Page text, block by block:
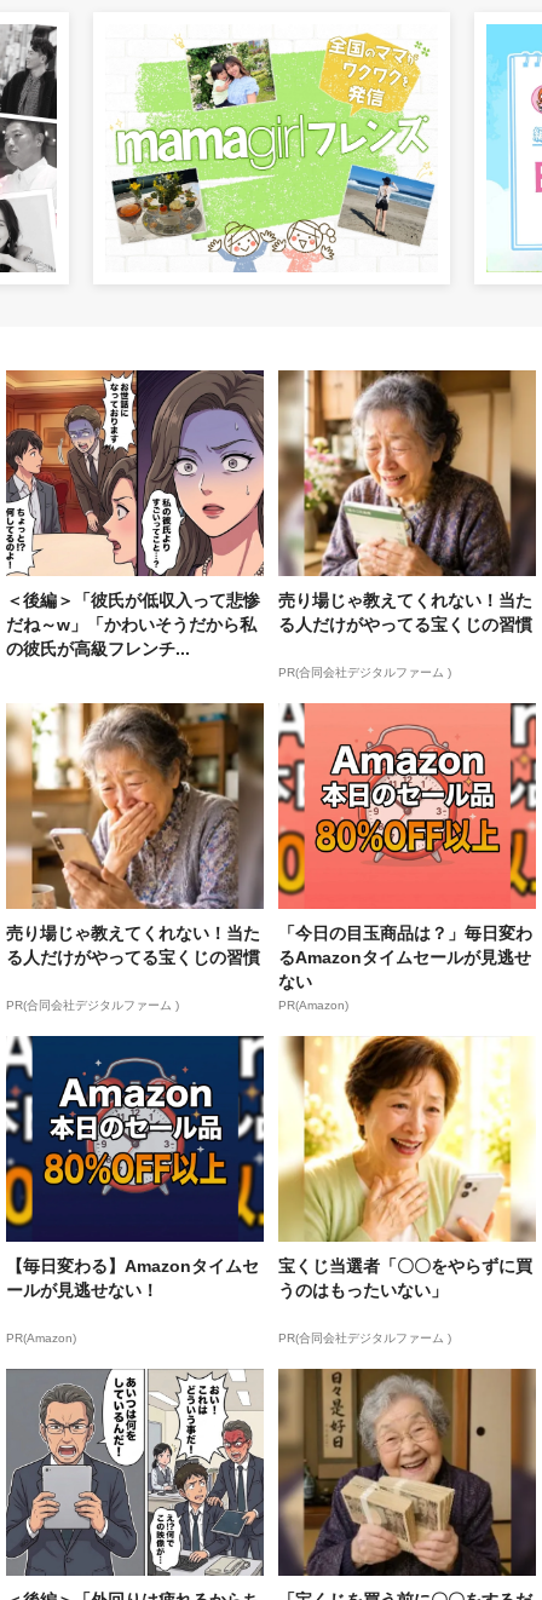
＜後編＞「彼氏が低収入って悲惨
だね～w」「かわいそうだから私
の彼氏が高級フレンチ...
売り場じゃ教えてくれない！当た
る人だけがやってる宝くじの習慣
PR(合同会社デジタルファーム )
売り場じゃ教えてくれない！当た
る人だけがやってる宝くじの習慣
PR(合同会社デジタルファーム )
「今日の目玉商品は？」毎日変わ
るAmazonタイムセールが見逃せ
ない
PR(Amazon)
【毎日変わる】Amazonタイムセ
ールが見逃せない！
PR(Amazon)
宝くじ当選者「〇〇をやらずに買
うのはもったいない」
PR(合同会社デジタルファーム )